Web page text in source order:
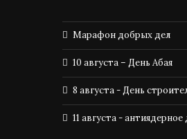
Марафон добрых дел
10 августа – День Абая
8 августа - День
11 августа -